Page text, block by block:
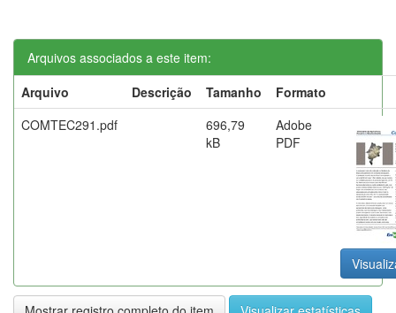
Arquivos associados a este item:
Arquivo
Descrição Tamanho
Formato
COMTEC291.pdf
696,79
kB
Adobe
PDF